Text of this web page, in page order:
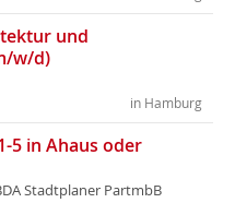
und
w/d)
in Hamburg
5 in Ahaus oder
Stadtplaner PartmbB